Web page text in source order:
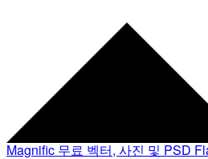
Magnific 무료 벡터, 사진 및 PSD